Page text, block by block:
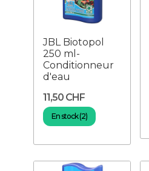
JBL Biotopol
250 ml-
Conditionneur
d'eau
11,50 CHF
En stock (2)